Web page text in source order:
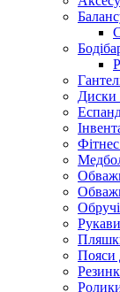
Диски
Обручі
Пояси